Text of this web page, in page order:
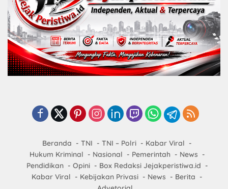
Beranda TNI TNI – Polri
Kabar Viral
Hukum Kriminal
Nasional Pemerintah
News
Pendidikan
Opini
Box Redaksi Jejakperistiwa.id
Kabar Viral
Kebijakan Privasi News
Berita